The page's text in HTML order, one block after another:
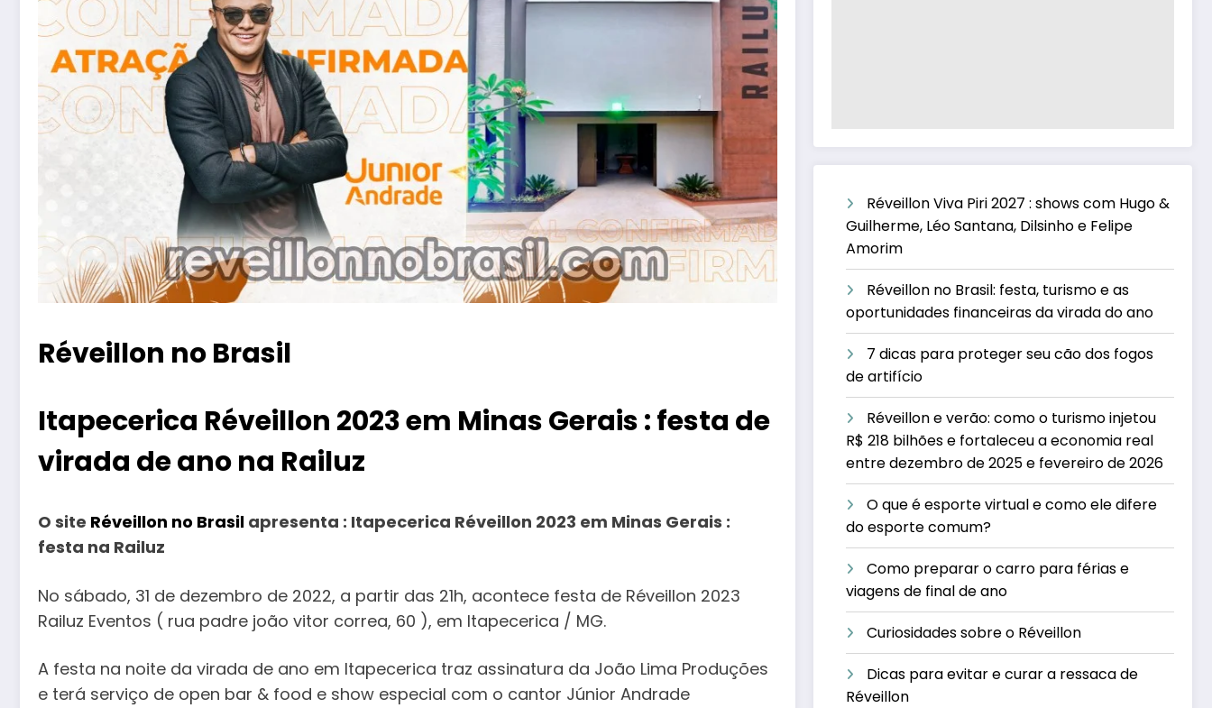
Réveillon no Brasil
Itapecerica Réveillon 2023 em Minas Gerais : festa de
virada de ano na Railuz
O site Réveillon no Brasil apresenta : Itapecerica Réveillon 2023 em Minas Gerais :
festa na Railuz
No sábado, 31 de dezembro de 2022, a partir das 21h, acontece festa de Réveillon 2023
Railuz Eventos ( rua padre joão vitor correa, 60 ), em Itapecerica / MG.
A festa na noite da virada de ano em Itapecerica traz assinatura da João Lima Produções
e terá serviço de open bar & food e show especial com o cantor Júnior Andrade
Réveillon Viva Piri 2027 : shows com Hugo &
Guilherme, Léo Santana, Dilsinho e Felipe
Amorim
Réveillon no Brasil: festa, turismo e as
oportunidades financeiras da virada do ano
7 dicas para proteger seu cão dos fogos
de artifício
Réveillon e verão: como o turismo injetou
R$ 218 bilhões e fortaleceu a economia real
entre dezembro de 2025 e fevereiro de 2026
O que é esporte virtual e como ele difere
do esporte comum?
Como preparar o carro para férias e
viagens de final de ano
Curiosidades sobre o Réveillon
Dicas para evitar e curar a ressaca de
Réveillon